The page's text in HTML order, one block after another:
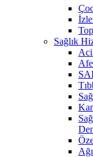
Sağlık